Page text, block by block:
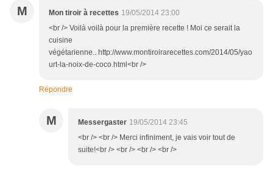
M Mon tiroir à recettes 19/05/2014 23:00
<br /> Voilà voilà pour la première recette ! Moi ce serait la
cuisine
végétarienne.. http://www.montiroirarecettes.com/2014/05/yao
urt-la-noix-de-coco.html<br />
Répondre
M Messergaster 19/05/2014 23:45
<br /> <br /> Merci infiniment, je vais voir tout de
suite!<br /> <br /> <br /> <br />